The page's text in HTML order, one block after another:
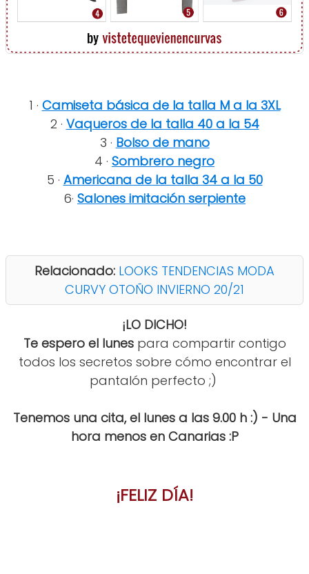
1 · Camiseta básica de la talla M a la 3XL
2 · Vaqueros de la talla 40 a la 54
3 · Bolso de mano
4 · Sombrero negro
5 · Americana de la talla 34 a la 50
6· Salones imitación serpiente
Relacionado: LOOKS TENDENCIAS MODA
CURVY OTOÑO INVIERNO 20/21
¡LO DICHO!
Te espero el lunespara compartir contigo
todos los secretos sobre cómo encontrar el
pantalón perfecto ;)
Tenemos una cita, el lunes a las 9.00 h :) - Una
hora menos en Canarias :P
¡FELIZ DÍA!